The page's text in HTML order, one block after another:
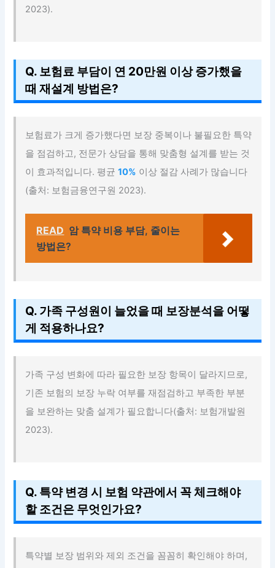
2023).
Q. 보험료 부담이 연 20만원 이상 증가했을
때 재설계 방법은?
보험료가 크게 증가했다면 보장 중복이나 불필요한 특약
을 점검하고, 전문가 상담을 통해 맞춤형 설계를 받는 것
이 효과적입니다. 평균10% 이상 절감 사례가 많습니다
(출처: 보험금융연구원 2023).
READ 암 특약 비용 부담, 줄이는
방법은?
Q. 가족 구성원이 늘었을 때 보장분석을 어떻
게 적용하나요?
가족 구성 변화에 따라 필요한 보장 항목이 달라지므로,
기존 보험의 보장 누락 여부를 재점검하고 부족한 부분
을 보완하는 맞춤 설계가 필요합니다(출처: 보험개발원
2023).
Q. 특약 변경 시 보험 약관에서 꼭 체크해야
할 조건은 무엇인가요?
특약별 보장 범위와 제외 조건을 꼼꼼히 확인해야 하며,